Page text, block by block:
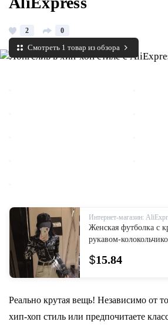
2 0
Смотреть 1 товар из обзора
Интернет-магазин:
Женская футболка с
рукавом-
стиле хип-хоп с
Повседневная
$15.84
Реально крутая вещь! Независимо от
хип-хоп стиль или предпочитаете